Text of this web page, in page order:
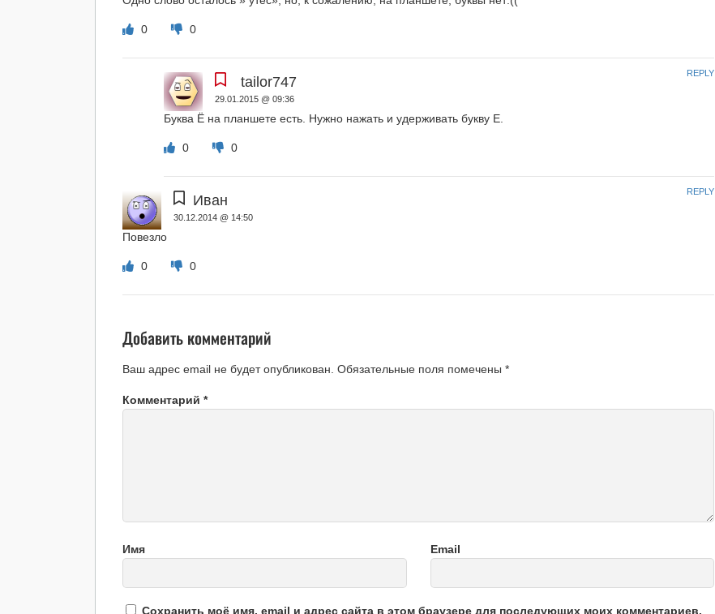
0 0
tailor747
29.01.2015 @ 09:36
Буква Ё на планшете есть. Нужно нажать и удерживать букву Е.
0 0
REPLY
Иван
30.12.2014 @ 14:50
Повезло
0 0
REPLY
Добавить комментарий
Ваш адрес email не будет опубликован. Обязательные поля помечены*
Комментарий*
Имя Email
Сохранить моё имя, email и адрес сайта в этом браузере для последующих моих комментариев.